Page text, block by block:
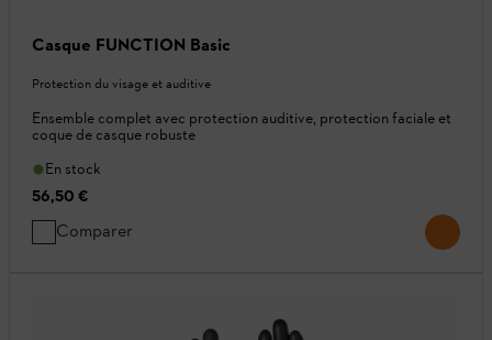
Casque FUNCTION Basic
Protection du visage et auditive
Ensemble complet avec protection auditive, protection faciale et
coque de casque robuste
En stock
56,50 €
Comparer